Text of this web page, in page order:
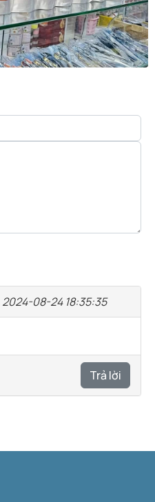
2024-08-24 18:35:35
Trả lời